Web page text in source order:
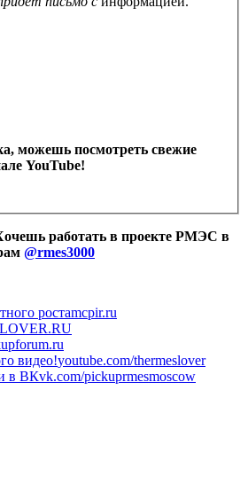
можешь посмотреть свежие
YouTube!
работать в проекте РМЭС в
@rmes3000
ростаmcpir.ru
LOVER.RU
видео!youtube.com/thermeslover
в ВКvk.com/pickuprmesmoscow